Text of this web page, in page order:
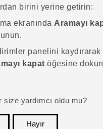
birini yerine getirin:
ekranında Aramayı
panelini kaydırarak
kapat öğesine
size yardımcı oldu mu?
Hayır